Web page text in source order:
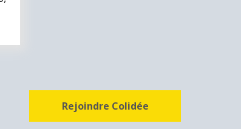
Rejoindre Colidée